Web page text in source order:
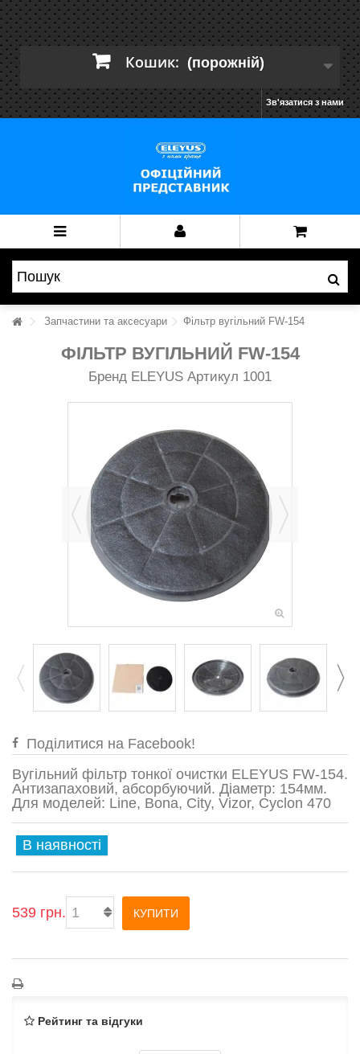
Кошик: (порожній)
Зв'язатися з нами
Запчастини та аксесуари Фільтр вугільний FW-154
ФІЛЬТР ВУГІЛЬНИЙ FW-154
Бренд ELEYUS Артикул 1001
Поділитися на Facebook!
Вугільний фільтр тонкої очистки ELEYUS FW-154.
Антизапаховий, абсорбуючий. Діаметр: 154мм.
Для моделей: Line, Bona, City, Vizor, Cyclon 470
В наявності
539 грн. КУПИТИ
Рейтинг та відгуки